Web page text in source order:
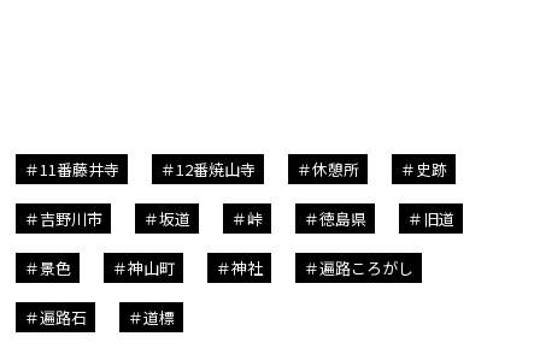
11番藤井寺 12番焼山寺 休憩所 史跡
吉野川市 坂道 峠 徳島県 旧道
景色 神山町 神社 遍路ころがし
遍路石 道標